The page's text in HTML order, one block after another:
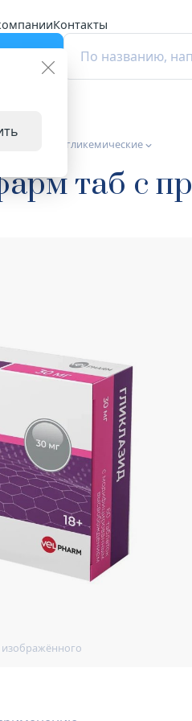
Контакты
По названию,
Средства гипогликемические
таб с